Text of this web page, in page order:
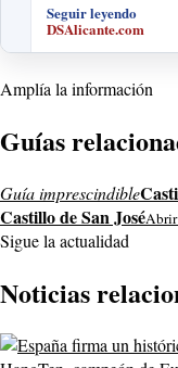
Seguir leyendo
DSAlicante.com
Amplía la información
Guías
Guía imprescindible
Castillo de San José
Sigue la actualidad
Noticias